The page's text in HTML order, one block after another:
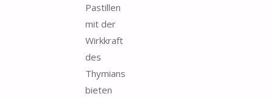
Pastillen
mit der
Wirkkraft
des
Thymians
bieten